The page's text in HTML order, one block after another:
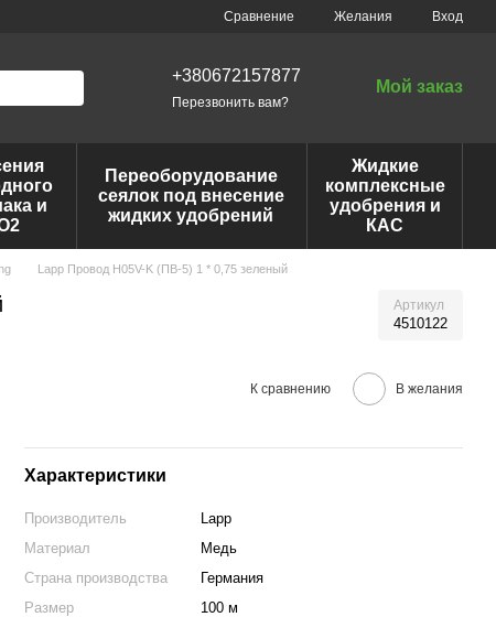
Сравнение Желания Вход
+380672157877
Перезвонить вам?
Мой заказ
и
Переоборудование
сеялок под внесение
жидких удобрений
Жидкие
комплексные
удобрения и
КАС
Lapp Провод H05V-K (ПВ-5) 1 * 0,75 зеленый
Артикул
4510122
К сравнению В желания
Характеристики
Производитель
Lapp
Материал
Медь
Страна производства
Германия
Размер
100 м